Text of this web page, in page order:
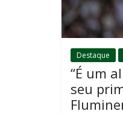
Destaque
“É um
seu